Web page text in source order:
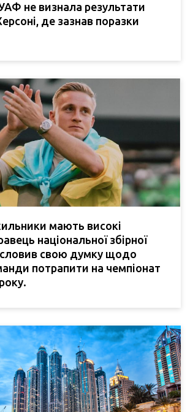
не визнала результати
де зазнав поразки
мають високі
національної збірної
свою думку щодо
потрапити на чемпіонат